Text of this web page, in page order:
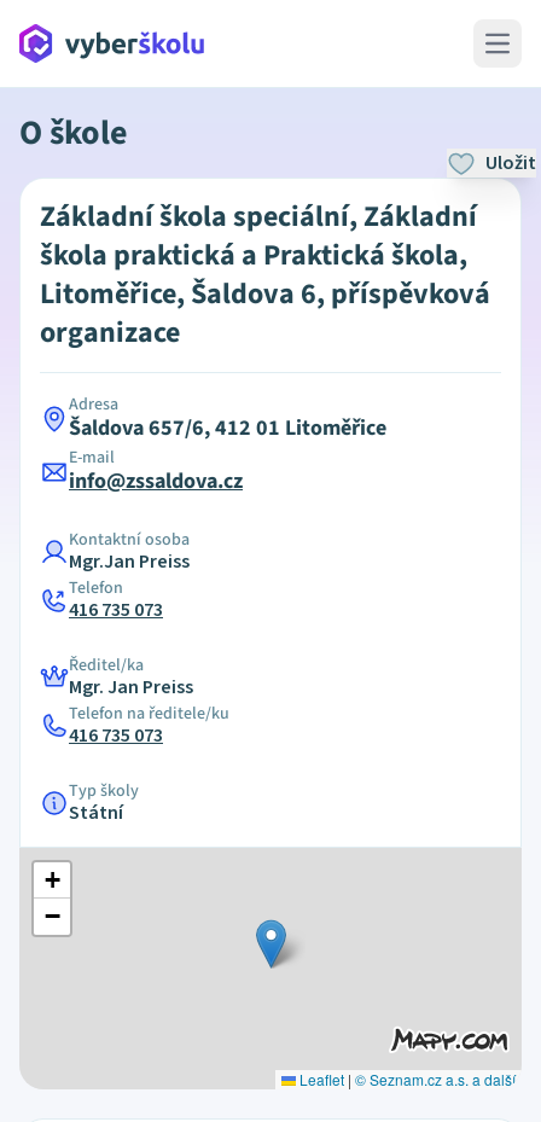
Open
O škole
Uložit
Základní škola speciální, Základní
škola praktická a Praktická škola,
Litoměřice, Šaldova 6, příspěvková
organizace
Adresa
Šaldova 657/6, 412 01 Litoměřice
E-mail
info@zssaldova.cz
Kontaktní osoba
Mgr.Jan Preiss
Telefon
416 735 073
Ředitel/ka
Mgr. Jan Preiss
Telefon na ředitele/ku
416 735 073
Typ školy
Státní
+
−
Leaflet | © Seznam.cz a.s. a další